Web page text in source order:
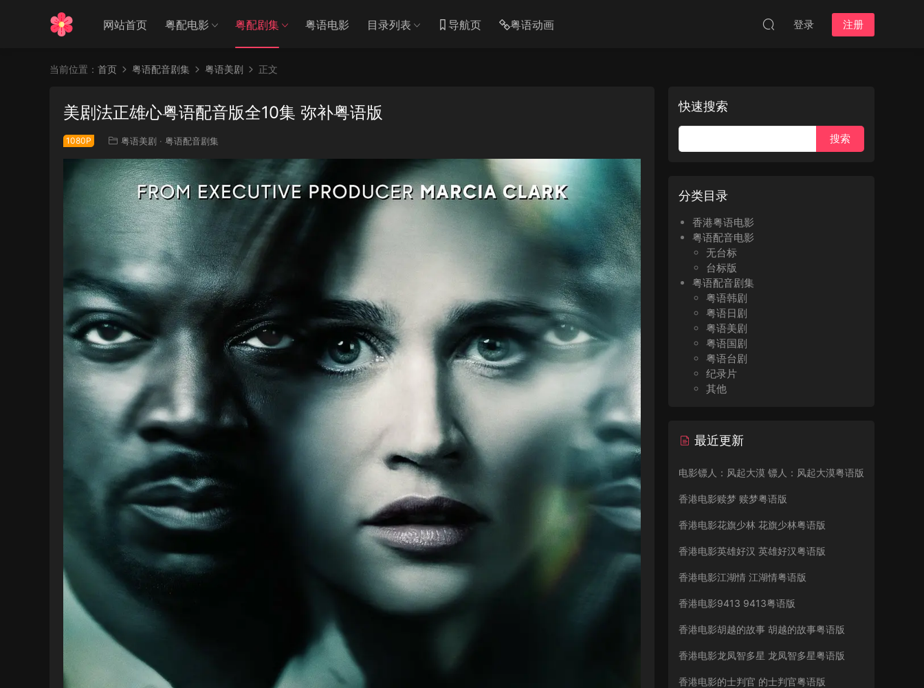
网站首页 粤配电影 粤配剧集 粤语电影 目录列表 导航页 粤语动画 登录 注册
当前位置： 首页 粤语配音剧集 粤语美剧 正文
美剧法正雄心粤语配音版全10集 弥补粤语版
1080P 粤语美剧 · 粤语配音剧集
快速搜索
分类目录
香港粤语电影
粤语配音电影
无台标
台标版
粤语配音剧集
粤语韩剧
粤语日剧
粤语美剧
粤语国剧
粤语台剧
纪录片
其他
最近更新
电影镖人：风起大漠 镖人：风起大漠粤语版
香港电影赎梦 赎梦粤语版
香港电影花旗少林 花旗少林粤语版
香港电影英雄好汉 英雄好汉粤语版
香港电影江湖情 江湖情粤语版
香港电影9413 9413粤语版
香港电影胡越的故事 胡越的故事粤语版
香港电影龙凤智多星 龙凤智多星粤语版
香港电影的士判官 的士判官粤语版